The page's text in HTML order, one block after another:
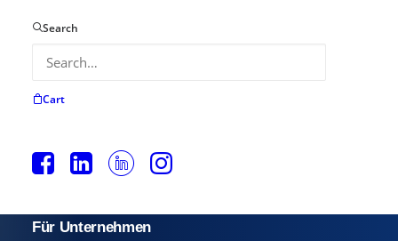
Search
Cart
Marketing
Mitglied werden
Für Unternehmen